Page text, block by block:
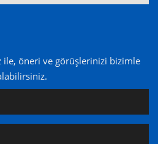
öneri ve görüşlerinizi bizimle